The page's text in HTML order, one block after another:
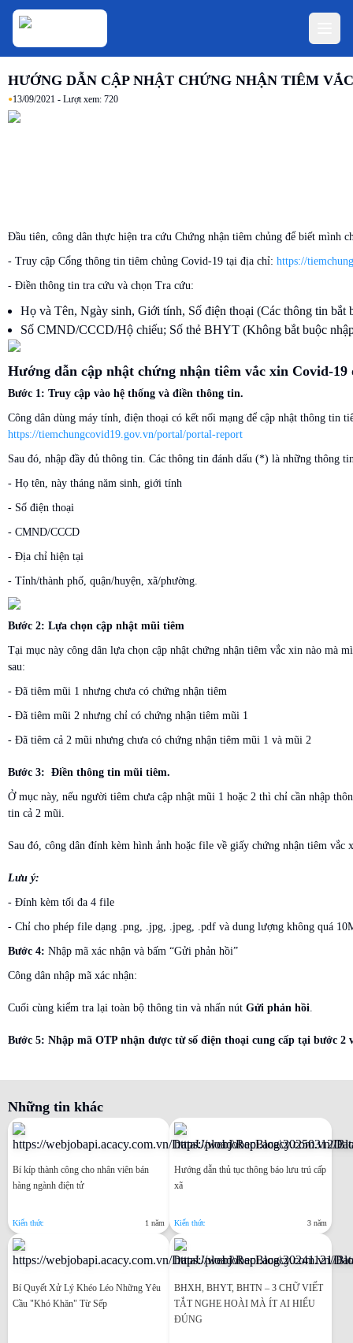
HƯỚNG DẪN CẬP NHẬT CHỨNG NHẬN TIÊM
•13/09/2021 - Lượt xem: 720
Đầu tiên, công dân thực hiện tra cứu Chứng nhận tiêm chủng để biết mình
- Truy cập Cổng thông tin tiêm chủng Covid-19 tại địa chỉ: https://
- Điền thông tin tra cứu và chọn Tra cứu:
Họ và Tên, Ngày sinh, Giới tính, Số điện thoại (Các thông tin bắt
Số CMND/CCCD/Hộ chiếu; Số thẻ BHYT (Không bắt buộc
Hướng dẫn cập nhật chứng nhận tiêm vắc xin Covid-19
Bước 1: Truy cập vào hệ thống và điền thông tin.
Công dân dùng máy tính, điện thoại có kết nối mạng để cập nhật thông tin
https://tiemchungcovid19.gov.vn/portal/portal-report
Sau đó, nhập đầy đủ thông tin. Các thông tin đánh dấu (*) là những thông
- Họ tên, này tháng năm sinh, giới tính
- Số điện thoại
- CMND/CCCD
- Địa chỉ hiện tại
- Tỉnh/thành phố, quận/huyện, xã/phường.
Bước 2: Lựa chọn cập nhật mũi tiêm
Tại mục này công dân lựa chọn cập nhật chứng nhận tiêm vắc xin nào mà
sau:
- Đã tiêm mũi 1 nhưng chưa có chứng nhận tiêm
- Đã tiêm mũi 2 nhưng chỉ có chứng nhận tiêm mũi 1
- Đã tiêm cả 2 mũi nhưng chưa có chứng nhận tiêm mũi 1 và mũi 2
Bước 3: Điền thông tin mũi tiêm.
Ở mục này, nếu người tiêm chưa cập nhật mũi 1 hoặc 2 thì chỉ cần nhập
tin cả 2 mũi.
Sau đó, công dân đính kèm hình ảnh hoặc file về giấy chứng nhận tiêm vắc
Lưu ý:
- Đính kèm tối đa 4 file
- Chỉ cho phép file dạng .png, .jpg, .jpeg, .pdf và dung lượng không quá
Bước 4: Nhập mã xác nhận và bấm “Gửi phản hồi”
Công dân nhập mã xác nhận:
Cuối cùng kiểm tra lại toàn bộ thông tin và nhấn nút Gửi phản hồi.
Bước 5: Nhập mã OTP nhận được từ số điện thoại cung cấp tại bước
Những tin khác
Bí kíp thành công cho nhân viên bán
hàng ngành điện tử
Kiến thức 1 năm
Hướng dẫn thủ tục thông báo lưu trú cấp
xã
Kiến thức 3 năm
Bí Quyết Xử Lý Khéo Léo Những Yêu
Cầu "Khó Khăn" Từ Sếp
BHXH, BHYT, BHTN – 3 CHỮ VIẾT
TẮT NGHE HOÀI MÀ ÍT AI HIỂU
ĐÚNG